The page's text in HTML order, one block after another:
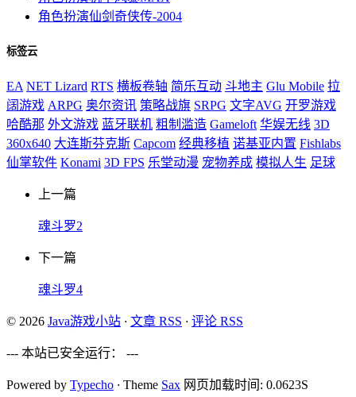
角色扮演仙剑奇侠传-2004
标签云
EA NET Lizard RTS 横板卷轴 简乐互动 斗地主 Glu Mobile 拉
阔游戏 ARPG 奥尔资讯 策略战旗 SRPG 文字AVG 开罗游戏
哈酷那 外文游戏 蓝牙联机 粗制滥造 Gameloft 华娱无线 3D
360x640 大连斯芬克斯 Capcom 经典移植 诺基亚内置 Fishlabs
仙掌软件 Konami 3D FPS 乐堂动漫 宠物养成 模拟人生 足球
上一篇
魂斗罗2
下一篇
魂斗罗4
© 2026 Java游戏小站 · 文章 RSS · 评论 RSS
--- 本站已安全运行： ---
Powered by Typecho · Theme Sax 网页加载时间: 0.0623S